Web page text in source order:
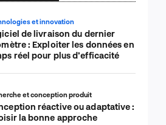
et innovation
de livraison du dernier
: Exploiter les données en
réel pour plus d’efficacité
et conception produit
réactive ou adaptative :
la bonne approche